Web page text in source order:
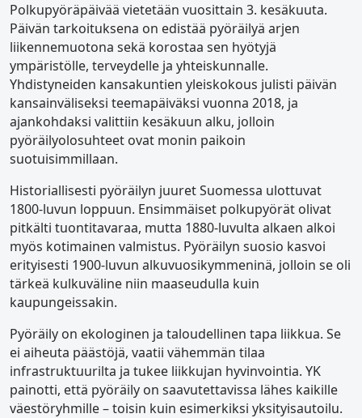
Polkupyöräpäivää vietetään vuosittain 3. kesäkuuta.
Päivän tarkoituksena on edistää pyöräilyä arjen
liikennemuotona sekä korostaa sen hyötyjä
ympäristölle, terveydelle ja yhteiskunnalle.
Yhdistyneiden kansakuntien yleiskokous julisti päivän
kansainväliseksi teemapäiväksi vuonna 2018, ja
ajankohdaksi valittiin kesäkuun alku, jolloin
pyöräilyolosuhteet ovat monin paikoin
suotuisimmillaan.
Historiallisesti pyöräilyn juuret Suomessa ulottuvat
1800-luvun loppuun. Ensimmäiset polkupyörät olivat
pitkälti tuontitavaraa, mutta 1880-luvulta alkaen alkoi
myös kotimainen valmistus. Pyöräilyn suosio kasvoi
erityisesti 1900-luvun alkuvuosikymmeninä, jolloin se oli
tärkeä kulkuväline niin maaseudulla kuin
kaupungeissakin.
Pyöräily on ekologinen ja taloudellinen tapa liikkua. Se
ei aiheuta päästöjä, vaatii vähemmän tilaa
infrastruktuurilta ja tukee liikkujan hyvinvointia. YK
painotti, että pyöräily on saavutettavissa lähes kaikille
väestöryhmille – toisin kuin esimerkiksi yksityisautoilu.